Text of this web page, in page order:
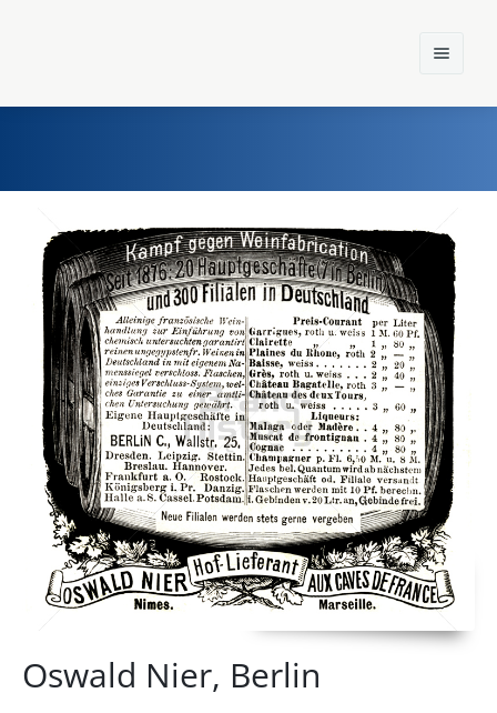
Einst und Heute
Marken
Konzerne
Epoche
Oswald Nier, Berlin